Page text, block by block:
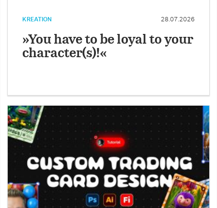
KREATION 28.07.2026
»You have to be loyal to your
character(s)!«